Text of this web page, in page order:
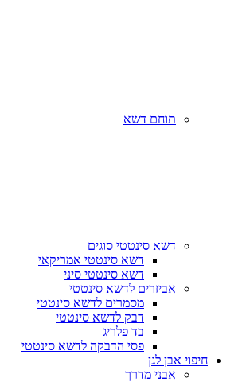
תוחם דשא
דשא סינטטי סוגים
דשא סינטטי אמריקאי
דשא סינטטי סיני
אביזרים לדשא סינטטי
מסמרים לדשא סינטטי
דבק לדשא סינטטי
בד פלריג
פסי הדבקה לדשא סינטטי
חיפוי אבן לגן
אבני מדרך